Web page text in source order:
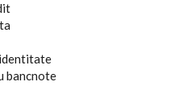
bancnote